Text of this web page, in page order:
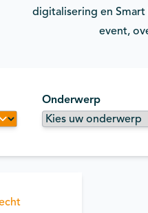
digitalisering en
event,
Onderwerp